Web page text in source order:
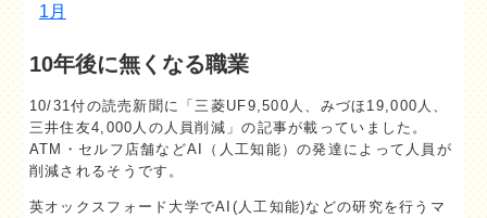
1月
10年後に無くなる職業
10/31付の読売新聞に「三菱UF9,500人、みづほ19,000人、
三井住友4,000人の人員削減」の記事が載っていました。
ATM・セルフ店舗などAI（人工知能）の発達によって人員が
削減されるそうです。
英オックスフォード大学でAI(人工知能)などの研究を行うマ